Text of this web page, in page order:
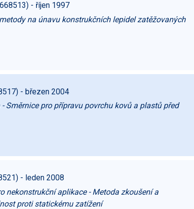
- říjen 1997
na únavu konstrukčních lepidel zatěžovaných
- březen 2004
Směrnice pro přípravu povrchu kovů a plastů před
- leden 2008
nekonstrukční aplikace - Metoda zkoušení a
proti statickému zatížení